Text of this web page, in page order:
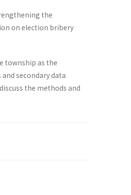
the
on election bribery
township as the
secondary data
the methods and